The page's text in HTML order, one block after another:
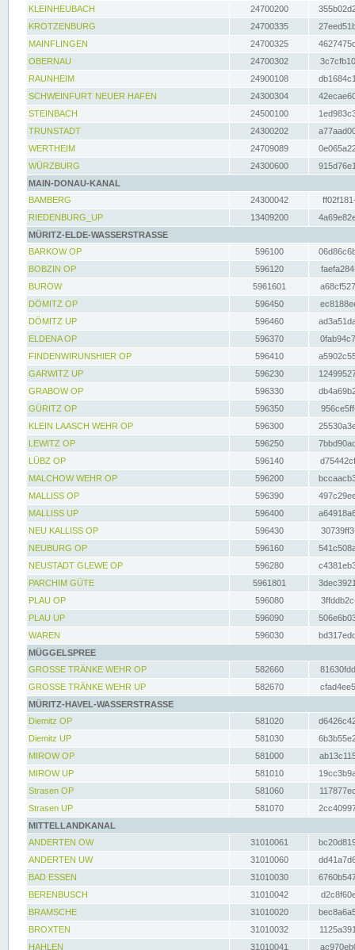
KLEINHEUBACH 24700200
KROTZENBURG
24700335
MAINFLINGEN
24700325
OBERNAU
24700302
RAUNHEIM
24900108
SCHWEINFURT NEUER HAFEN
24300304
STEINBACH
24500100
TRUNSTADT
24300202
WERTHEIM
24709089
WÜRZBURG
24300600
MAIN-DONAU-KANAL
BAMBERG
24300042
RIEDENBURG_UP
13409200
MÜRITZ-ELDE-WASSERSTRASSE
BARKOW OP
596100
BOBZIN OP
596120
BUROW
5961601
DÖMITZ OP
596450
DÖMITZ UP
596460
ELDENA OP
596370
FINDENWIRUNSHIER OP
596410
GARWITZ UP
596230
GRABOW OP
596330
GÜRITZ OP
596350
KLEIN LAASCH WEHR OP
596300
LEWITZ OP
596250
LÜBZ OP
596140
MALCHOW WEHR OP
596200
MALLISS OP
596390
MALLISS UP
596400
NEU KALLISS OP
596430
NEUBURG OP
596160
NEUSTADT GLEWE OP
596280
PARCHIM GÜTE
5961801
PLAU OP
596080
PLAU UP
596090
WAREN
596030
MÜGGELSPREE
GROSSE TRÄNKE WEHR OP
582660
GROSSE TRÄNKE WEHR UP
582670
MÜRITZ-HAVEL-WASSERSTRASSE
Diemitz OP
581020
Diemitz UP
581030
MIROW OP
581000
MIROW UP
581010
Strasen OP
581060
Strasen UP
581070
MITTELLANDKANAL
ANDERTEN OW
31010061
ANDERTEN UW
31010060
BAD ESSEN
31010030
BERENBUSCH
31010042
BRAMSCHE
31010020
BROXTEN
31010032
HAHLEN
31010041